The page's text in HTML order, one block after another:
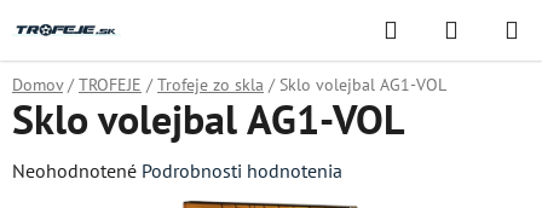
na
obsah
Hľadať
KOŠÍK
Domov / TROFEJE / Trofeje zo skla / Sklo volejbal AG1-VOL
Sklo volejbal AG1-VOL
Priemerné
Neohodnotené Podrobnosti hodnotenia